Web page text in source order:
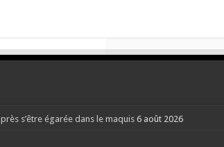
s’être égarée dans le maquis 6 août 2026